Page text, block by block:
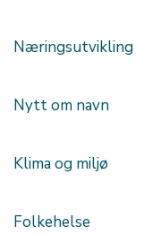
Næringsutvikling
Nytt om navn
Klima og miljø
Folkehelse